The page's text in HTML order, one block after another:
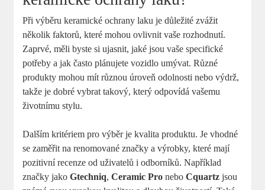
Při výběru keramické ochrany laku je důležité zvážit
několik faktorů, které mohou ovlivnit vaše rozhodnutí.
Zaprvé, měli byste si ujasnit, jaké jsou vaše specifické
potřeby a jak často plánujete vozidlo umývat. Různé
produkty mohou mít různou úroveň odolnosti nebo výdrž,
takže je dobré vybrat takový, který odpovídá vašemu
životnímu stylu.
Dalším kritériem pro výběr je kvalita produktu. Je vhodné
se zaměřit na renomované značky a výrobky, které mají
pozitivní recenze od uživatelů i odborníků. Například
značky jakoGtechniq,Ceramic Pro neboCquartz jsou